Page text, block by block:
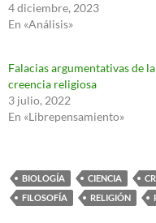
4 diciembre, 2023
En «Análisis»
Falacias argumentativas de la
creencia religiosa
3 julio, 2022
En «Librepensamiento»
BIOLOGÍA CIENCIA
FILOSOFÍA
RELIGIÓN